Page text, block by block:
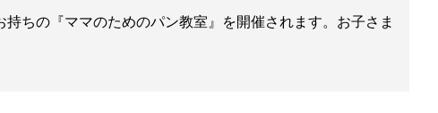
ちの『ママのためのパン教室』を開催されます。お子さま